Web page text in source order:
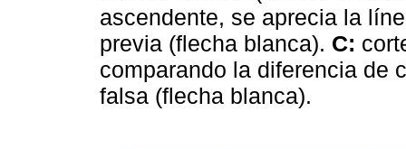
ascendente, se aprecia la
previa (flecha blanca). C:
comparando la diferencia de
falsa (flecha blanca).